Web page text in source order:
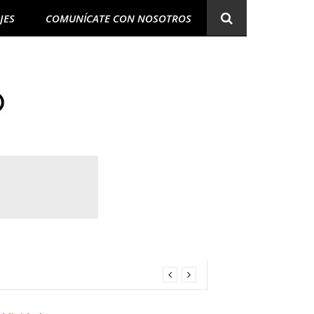
COMUNÍCATE CON NOSOTROS